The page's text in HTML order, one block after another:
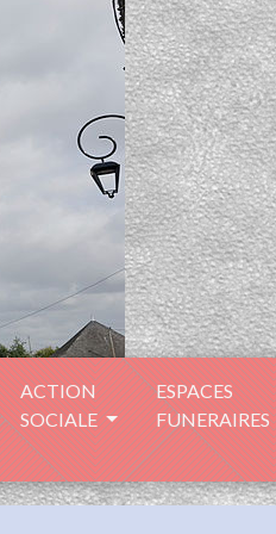
ACTION
SOCIALE
ESPACES
FUNERAIRES